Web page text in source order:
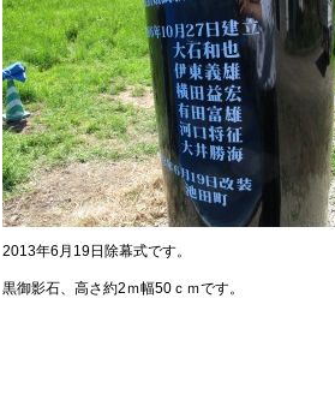
2013年6月19日除幕式です。
黒御影石、高さ約2ｍ幅50ｃｍです。